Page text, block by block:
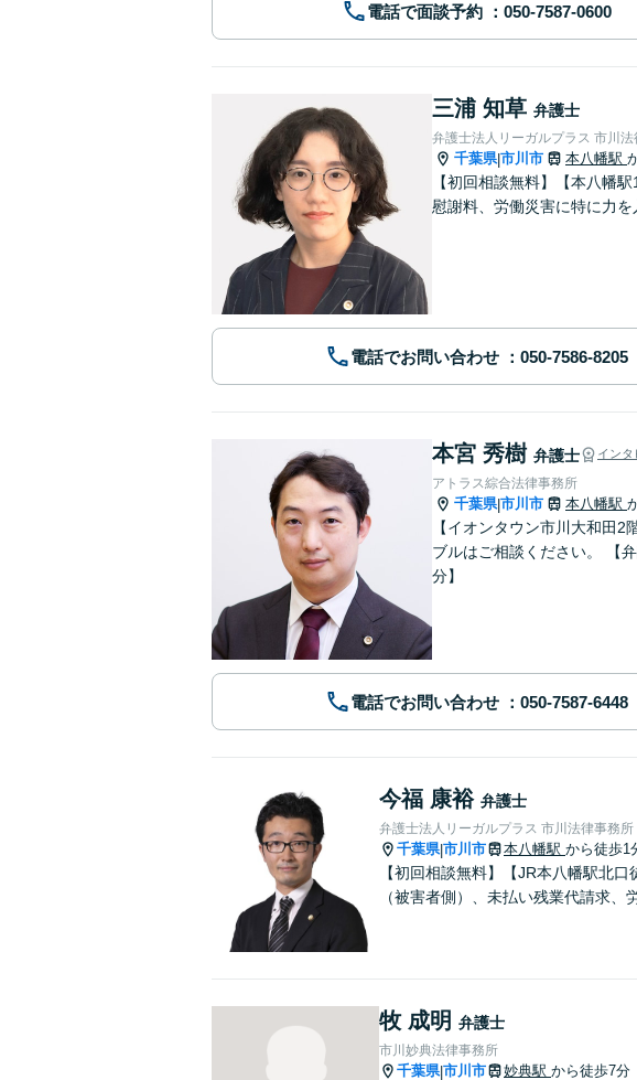
電話で面談予約
三浦 知草 弁護士
弁護士法人リーガルプラス 市川
千葉県|市川市 本八幡駅
【初回相談無料】【本八幡
慰謝料、労働災害に特に力を
電話でお問い合わせ
本宮 秀樹 弁護士 インタ
アトラス綜合法律事務所
千葉県|市川市 本八幡駅
【イオンタウン市川大和田
ブルはご相談ください。 【
分】
電話でお問い合わせ
今福 康裕 弁護士
弁護士法人リーガルプラス 市川法律事務所
千葉県|市川市 本八幡駅 から徒歩1
【初回相談無料】【JR本八幡駅北
（被害者側）、未払い残業代請求、
牧 成明 弁護士
市川妙典法律事務所
千葉県|市川市 妙典駅 から徒歩7分